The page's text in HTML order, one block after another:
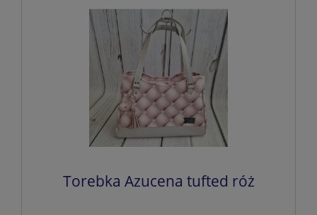
Torebka Azucena tufted róż